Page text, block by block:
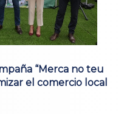
“Merca no teu
el comercio local